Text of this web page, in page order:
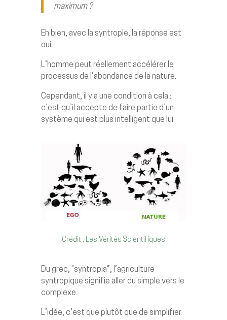
maximum ?
Eh bien, avec la syntropie, la réponse est
oui.
L’homme peut réellement accélérer le
processus de l’abondance de la nature.
Cependant, il y a une condition à cela :
c’est qu’il accepte de faire partie d’un
système qui est plus intelligent que lui.
Crédit : Les Vérités Scientifiques
Du grec, “syntropia”, l’agriculture
syntropique signifie aller du simple vers le
complexe.
L’idée, c’est que plutôt que de simplifier